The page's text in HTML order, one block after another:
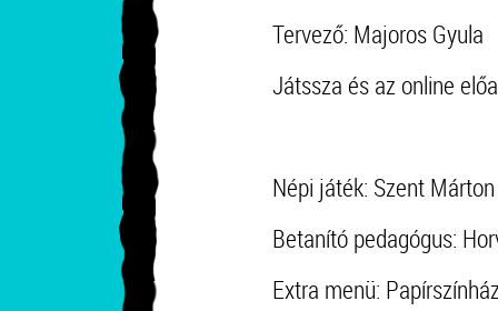
Tervező: Majoros Gyula
Játssza és az online
Népi játék: Szent
Betanító pedagógus:
Extra menü: